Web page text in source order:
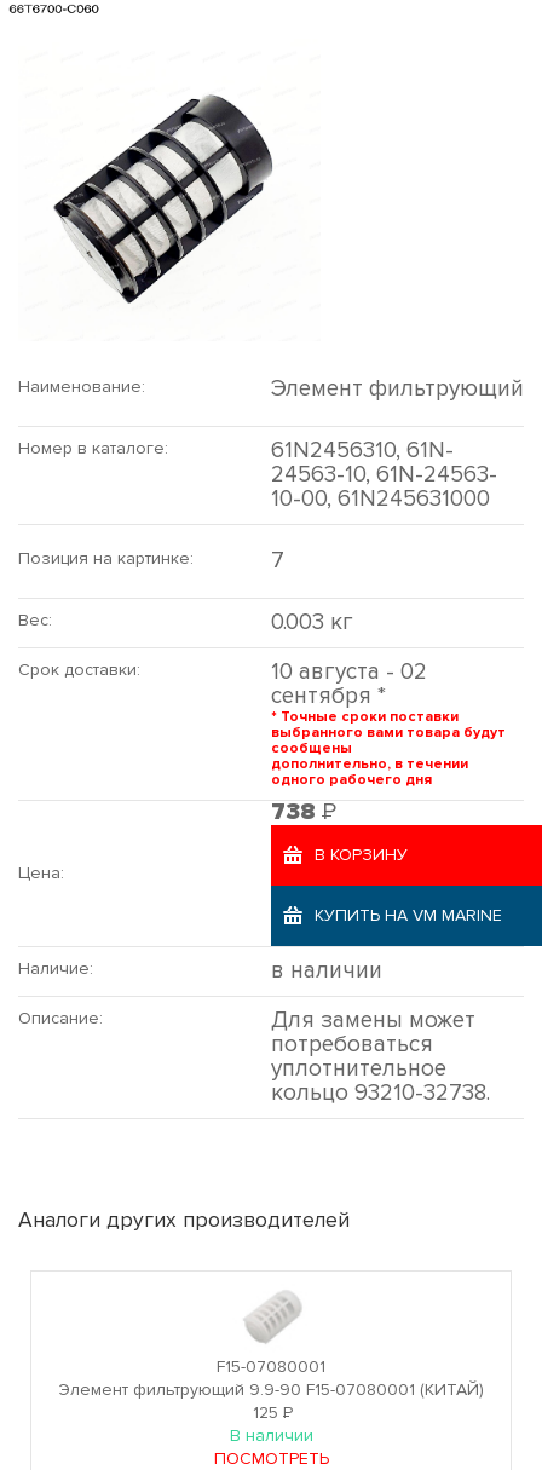
Наименование: Элемент фильтрующий
Номер в каталоге:
61N2456310, 61N-
24563-10, 61N-24563-
10-00, 61N245631000
Позиция на картинке: 7
Вес: 0.003 кг
Срок доставки:
10 августа - 02
сентября *
* Точные сроки поставки
выбранного вами товара будут
сообщены
дополнительно, в течении
одного рабочего дня
Цена:
738 Р
В КОРЗИНУ
КУПИТЬ НА VM MARINE
Наличие: в наличии
Описание:
Для замены может
потребоваться
уплотнительное
кольцо 93210-32738.
Аналоги других производителей
F15-07080001
Элемент фильтрующий 9.9-90 F15-07080001 (КИТАЙ)
125 Р
В наличии
ПОСМОТРЕТЬ